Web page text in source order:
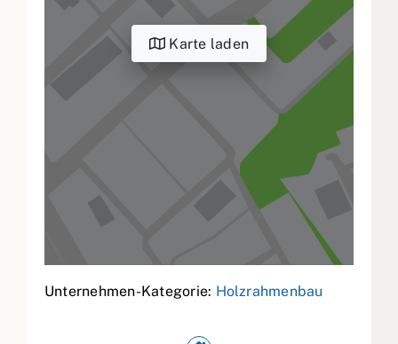
Karte laden
Unternehmen-Kategorie: Holzrahmenbau